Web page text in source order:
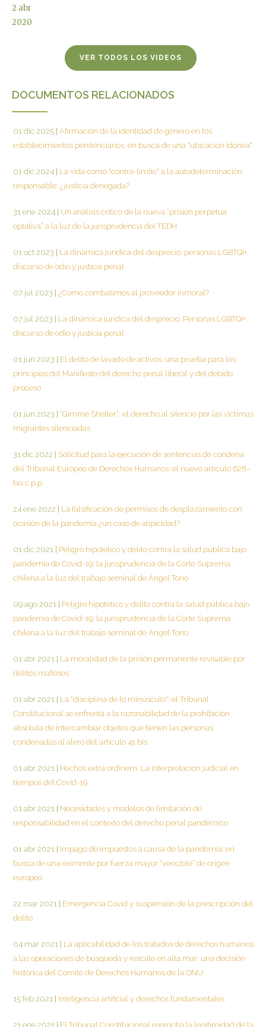
2 abr
2020
VER TODOS LOS VIDEOS
DOCUMENTOS RELACIONADOS
01 dic 2025 Afirmación de la identidad de género en los
establecimientos penitenciarios: en busca de una "ubicación idónea"
01 dic 2024
La vida como "contra-límite" a la autodeterminación
responsable: ¿justicia denegada?
31 ene 2024
Un análisis crítico de la nueva “prisión perpetua
optativa” a la luz de la jurisprudencia del TEDH
01 oct 2023
La dinámica jurídica del desprecio: personas LGBTQI+,
discurso de odio y justicia penal
07 jul 2023 ¿Cómo combatimos al proveedor inmoral?
07 jul 2023
La dinámica jurídica del desprecio: Personas LGBTQI+,
discurso de odio y justicia penal
01 jun 2023
El delito de lavado de activos: una prueba para los
principios del Manifiesto del derecho penal liberal y del debido
proceso
01 jun 2023
“Gimme Shelter”: el derecho al silencio por las víctimas
migrantes silenciadas
31 dic 2022
Solicitud para la ejecución de sentencias de condena
del Tribunal Europeo de Derechos Humanos: el nuevo artículo 628-
bis c.p.p.
24 ene 2022
La falsificación de permisos de desplazamiento con
ocasión de la pandemia ¿un caso de atipicidad?
01 dic 2021
Peligro hipotético y delito contra la salud pública bajo
pandemia de Covid-19: la jurisprudencia de la Corte Suprema
chilena a la luz del trabajo seminal de Ángel Torío
09 ago 2021
Peligro hipotético y delito contra la salud pública bajo
pandemia de Covid-19: la jurisprudencia de la Corte Suprema
chilena a la luz del trabajo seminal de Ángel Torío
01 abr 2021
La moralidad de la prisión permanente revisable por
delitos mafiosos
01 abr 2021
La "disciplina de lo minúsculo": el Tribunal
Constitucional se enfrenta a la razonabilidad de la prohibición
absoluta de intercambiar objetos que tienen las personas
condenadas al alero del artículo 41 bis
01 abr 2021
Hechos extra ordinem. La interpretación judicial en
tiempos del Covid-19
01 abr 2021
Necesidades y modelos de limitación de
responsabilidad en el contexto del derecho penal pandémico
01 abr 2021
Impago de impuestos a causa de la pandemia: en
busca de una eximente por fuerza mayor “vencible” de origen
europeo
22 mar 2021
Emergencia Covid y suspensión de la prescripción del
delito
04 mar 2021
La aplicabilidad de los tratados de derechos humanos
a las operaciones de búsqueda y rescate en alta mar: una decisión
histórica del Comité de Derechos Humanos de la ONU
15 feb 2021 Inteligencia artificial y derechos fundamentales
21 ene 2021 El Tribunal Constitucional reprocha la legitimidad de la